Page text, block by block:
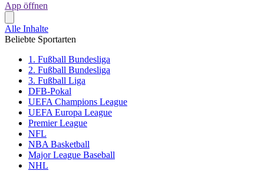
App öffnen
Alle Inhalte
Beliebte Sportarten
1. Fußball Bundesliga
2. Fußball Bundesliga
3. Fußball Liga
DFB-Pokal
UEFA Champions League
UEFA Europa League
Premier League
NFL
NBA Basketball
Major League Baseball
NHL